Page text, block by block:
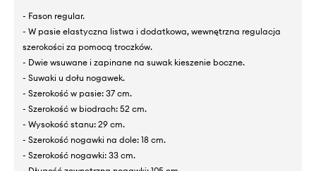
- Fason regular.
- W pasie elastyczna listwa i dodatkowa, wewnętrzna regulacja
szerokości za pomocą troczków.
- Dwie wsuwane i zapinane na suwak kieszenie boczne.
- Suwaki u dołu nogawek.
- Szerokość w pasie: 37 cm.
- Szerokość w biodrach: 52 cm.
- Wysokość stanu: 29 cm.
- Szerokość nogawki na dole: 18 cm.
- Szerokość nogawki: 33 cm.